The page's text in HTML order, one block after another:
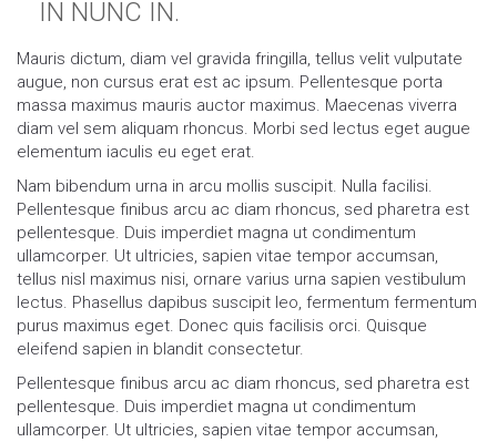
IN NUNC IN.
Mauris dictum, diam vel gravida fringilla, tellus velit vulputate
augue, non cursus erat est ac ipsum. Pellentesque porta
massa maximus mauris auctor maximus. Maecenas viverra
diam vel sem aliquam rhoncus. Morbi sed lectus eget augue
elementum iaculis eu eget erat.
Nam bibendum urna in arcu mollis suscipit. Nulla facilisi.
Pellentesque finibus arcu ac diam rhoncus, sed pharetra est
pellentesque. Duis imperdiet magna ut condimentum
ullamcorper. Ut ultricies, sapien vitae tempor accumsan,
tellus nisl maximus nisi, ornare varius urna sapien vestibulum
lectus. Phasellus dapibus suscipit leo, fermentum fermentum
purus maximus eget. Donec quis facilisis orci. Quisque
eleifend sapien in blandit consectetur.
Pellentesque finibus arcu ac diam rhoncus, sed pharetra est
pellentesque. Duis imperdiet magna ut condimentum
ullamcorper. Ut ultricies, sapien vitae tempor accumsan,